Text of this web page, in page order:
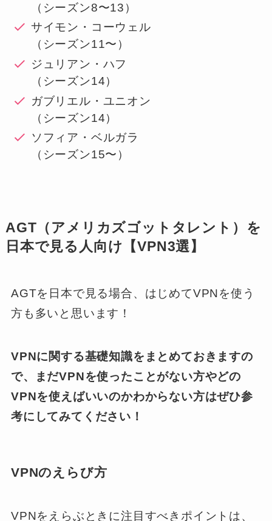
（シーズン8〜13）
サイモン・コーウェル
（シーズン11〜）
ジュリアン・ハフ
（シーズン14）
ガブリエル・ユニオン
（シーズン14）
ソフィア・ベルガラ
（シーズン15〜）
AGT（アメリカズゴットタレント）を
日本で見る人向け【VPN3選】
AGTを日本で見る場合、はじめてVPNを使う
方も多いと思います！
VPNに関する基礎知識をまとめておきますの
で、まだVPNを使ったことがない方やどの
VPNを使えばいいのかわからない方はぜひ参
考にしてみてください！
VPNのえらび方
VPNをえらぶときに注目すべきポイントは、